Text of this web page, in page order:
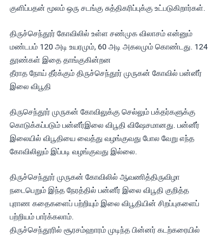
குளிப்பதன் மூலம் ஒரு சடங்கு சுத்திகரிப்புக்கு உட்படுகிறார்கள்.
திருச்செந்தூர் கோவிலில் உள்ள சண்முக விலாசம் என்னும்
மண்டபம் 120 அடி உயரமும், 60 அடி அகலமும் கொண்டது. 124
தூண்கள் இதை தாங்குகின்றன
தீராத நோய் தீர்க்கும் திருச்செந்தூர் முருகன் கோவில் பன்னீர்
இலை விபூதி
திருசெந்தூர் முருகன் கோவிலுக்கு செல்லும் பக்தர்களுக்கு
கொடுக்கப்படும் பன்னீர்இலை விபூதி விஷேசமானது. பன்னீர்
இலையில் விபூதியை வைத்து வழங்குவது போல வேறு எந்த
கோவிலிலும் இப்படி வழங்குவது இல்லை.
திருச்செந்தூர் முருகன் கோவிலில் ஆவணித்திருவிழா
நடைபெறும் இந்த நேரத்தில் பன்னீர் இலை விபூதி குறித்த
புராண கதைகளைப் பற்றியும் இலை விபூதியின் சிறப்புகளைப்
பற்றியம் பார்க்கலாம்.
திருச்செந்தூரில் சூரசம்ஹாரம் முடிந்த பின்னர் கடற்கரையில்